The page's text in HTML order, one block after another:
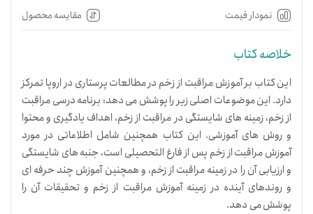
نمودار قیمت مقایسه محصول
خلاصه کتاب
این کتاب بر آموزش مراقبت از زخم در مطالعات پرستاری در اروپا تمرکز
دارد. این موضوعات اصلی زیر را پوشش می دهد: برنامه درسی مراقبت
از زخم، زمینه های شایستگی در مراقبت از زخم، اهداف یادگیری و محتوا
و روش های آموزشی. این کتاب همچنین شامل اطلاعاتی در مورد
آموزش مراقبت از زخم پس از فارغ التحصیلی است، جنبه های شایستگی
و ارزیابی آن را در زمینه مراقبت از زخم، و همچنین آموزش چند حرفه ای
و روندهای آینده در زمینه آموزش مراقبت از زخم و تحقیقات آن را
پوشش می دهد.